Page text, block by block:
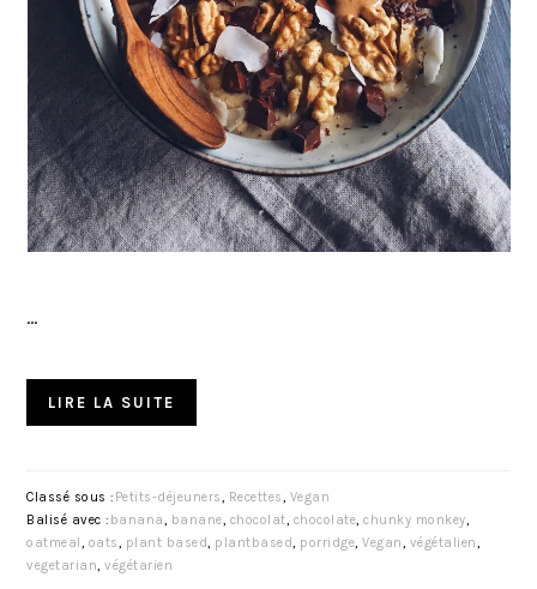
…
LIRE LA SUITE
Classé sous : Petits-déjeuners, Recettes, Vegan
Balisé avec : banana, banane, chocolat, chocolate,chunky monkey,
oatmeal , oats, plant based, plantbased, porridge,Vegan, végétalien,
vegetarian,végétarien